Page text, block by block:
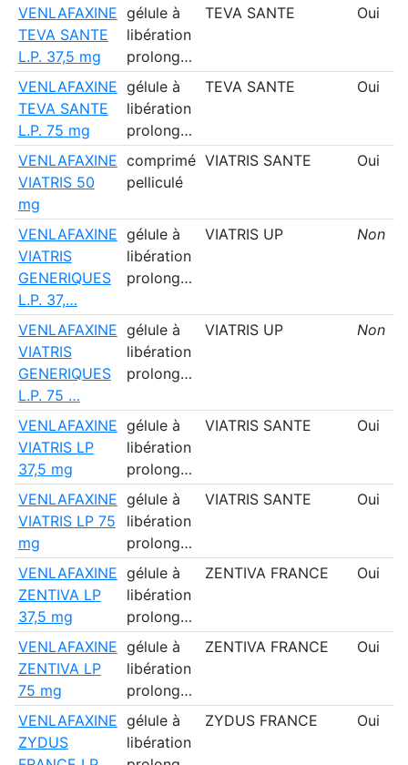
VENLAFAXINE
TEVA SANTE
L.P. 37,5 mg
gélule à
libération
prolong…
TEVA SANTE Oui
VENLAFAXINE
TEVA SANTE
L.P. 75 mg
gélule à
libération
prolong…
TEVA SANTE Oui
VENLAFAXINE
VIATRIS 50
mg
comprimé
pelliculé
VIATRIS SANTE Oui
VENLAFAXINE
VIATRIS
GENERIQUES
L.P. 37,…
gélule à
libération
prolong…
VIATRIS UP Non
VENLAFAXINE
VIATRIS
GENERIQUES
L.P. 75 …
gélule à
libération
prolong…
VIATRIS UP Non
VENLAFAXINE
VIATRIS LP
37,5 mg
gélule à
libération
prolong…
VIATRIS SANTE Oui
VENLAFAXINE
VIATRIS LP 75
mg
gélule à
libération
prolong…
VIATRIS SANTE Oui
VENLAFAXINE
ZENTIVA LP
37,5 mg
gélule à
libération
prolong…
ZENTIVA FRANCE Oui
VENLAFAXINE
ZENTIVA LP
75 mg
gélule à
libération
prolong…
ZENTIVA FRANCE Oui
VENLAFAXINE
ZYDUS
gélule à
libération
ZYDUS FRANCE Oui